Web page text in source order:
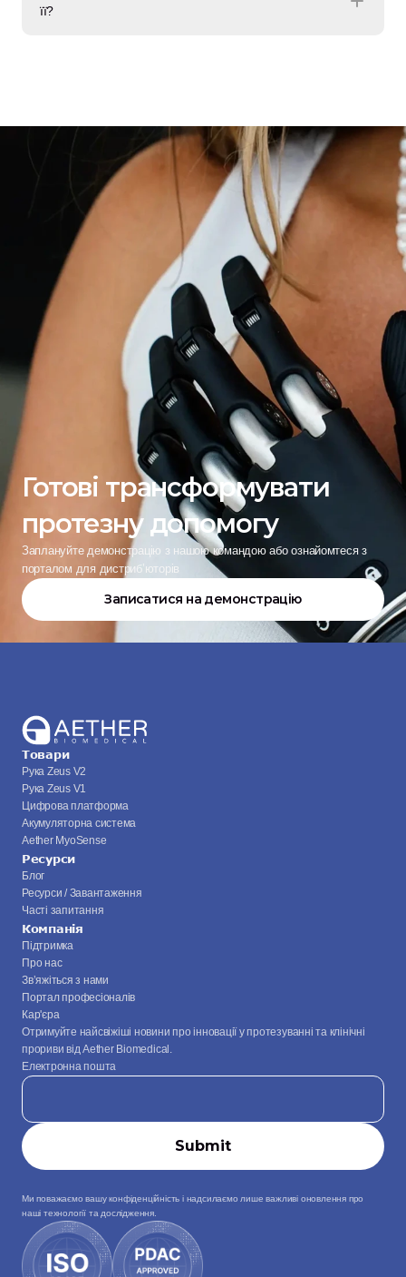
її?
Готові трансформувати
протезну допомогу
Заплануйте демонстрацію з нашою командою або ознайомтеся з
порталом для дистриб’юторів
Записатися на демонстрацію
Товари
Рука Zeus V2
Рука Zeus V1
Цифрова платформа
Акумуляторна система
Aether MyoSense
Ресурси
Блог
Ресурси / Завантаження
Часті запитання
Компанія
Підтримка
Про нас
Зв’яжіться з нами
Портал професіоналів
Кар'єра
Отримуйте найсвіжіші новини про інновації у протезуванні та клінічні
прориви від Aether Biomedical.
Електронна пошта
Ми поважаємо вашу конфіденційність і надсилаємо лише важливі оновлення про
наші технології та дослідження.